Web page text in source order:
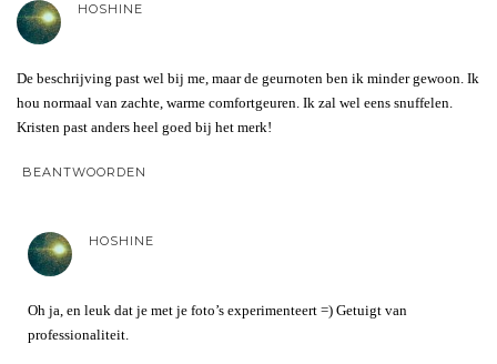
HOSHINE
De beschrijving past wel bij me, maar de geurnoten ben ik minder gewoon. Ik
hou normaal van zachte, warme comfortgeuren. Ik zal wel eens snuffelen.
Kristen past anders heel goed bij het merk!
BEANTWOORDEN
HOSHINE
Oh ja, en leuk dat je met je foto’s experimenteert =) Getuigt van
professionaliteit.